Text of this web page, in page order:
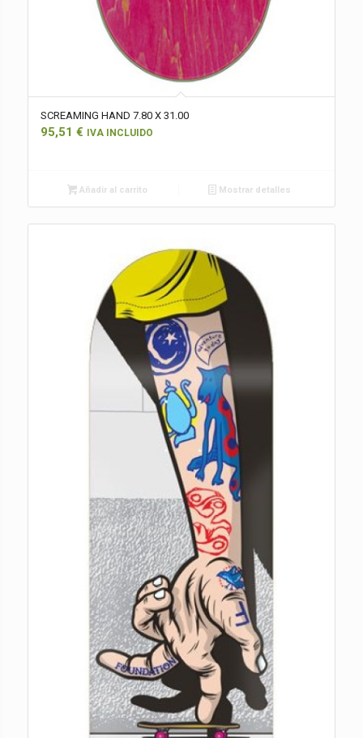
SCREAMING HAND 7.80 X 31.00
95,51 € IVA INCLUIDO
Añadir al carrito Mostrar detalles